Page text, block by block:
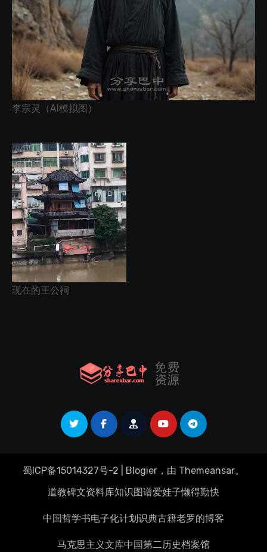
李宗灵（AI模拟图）
现在的王公祠
蜀ICP备15014327号-2 Blogier ，由 Themeansar。
道教碑文资料库知识图谱爱娃子懒得勤快
中国哲学书电子化计划识典古籍老罗的博客
马克思主义文库中国第二历史档案馆